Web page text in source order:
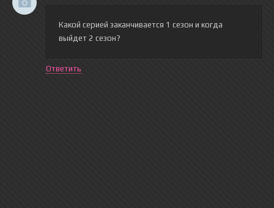
Какой серией заканчивается 1 сезон и когда
выйдет 2 сезон?
Ответить